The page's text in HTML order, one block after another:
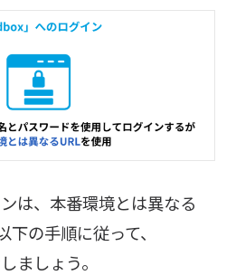
は、本番環境とは異なる
の手順に従って、
ましょう。